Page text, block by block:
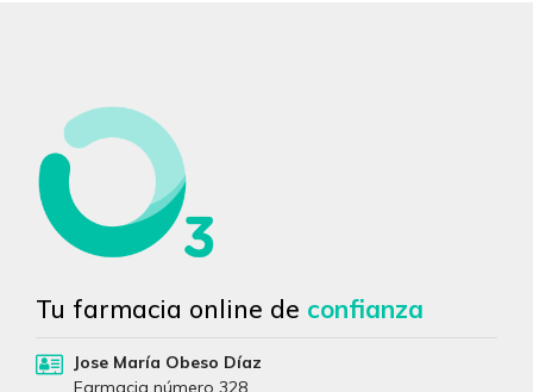
Tu farmacia online de confianza
Jose María Obeso Díaz
Farmacia número 328